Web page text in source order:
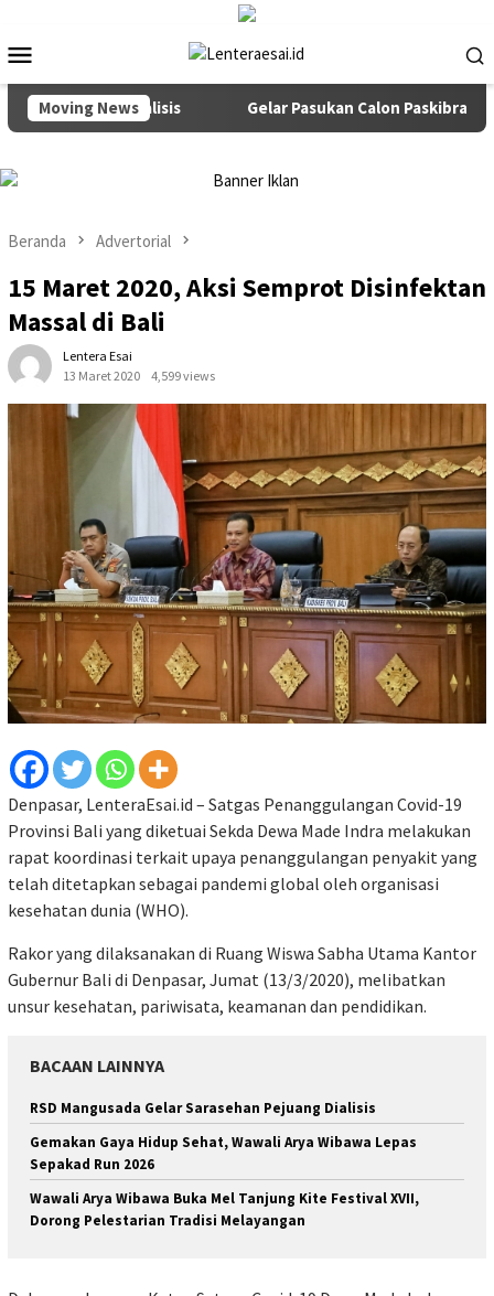
konten
Mobile
Moving News
Pejuang Dialisis Gelar Pasukan Calon Paskibraka dan
Beranda Advertorial
15 Maret 2020, Aksi Semprot Disinfektan
Massal di Bali
Lentera Esai
13 Maret 2020
4,599 views
Denpasar, LenteraEsai.id – Satgas Penanggulangan Covid-19
Provinsi Bali yang diketuai Sekda Dewa Made Indra melakukan
rapat koordinasi terkait upaya penanggulangan penyakit yang
telah ditetapkan sebagai pandemi global oleh organisasi
kesehatan dunia (WHO).
Rakor yang dilaksanakan di Ruang Wiswa Sabha Utama Kantor
Gubernur Bali di Denpasar, Jumat (13/3/2020), melibatkan
unsur kesehatan, pariwisata, keamanan dan pendidikan.
BACAAN LAINNYA
RSD Mangusada Gelar Sarasehan Pejuang Dialisis
Gemakan Gaya Hidup Sehat, Wawali Arya Wibawa Lepas
Sepakad Run 2026
Wawali Arya Wibawa Buka Mel Tanjung Kite Festival XVII,
Dorong Pelestarian Tradisi Melayangan